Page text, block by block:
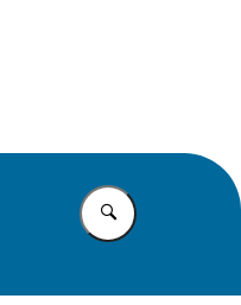
Vul in wat u